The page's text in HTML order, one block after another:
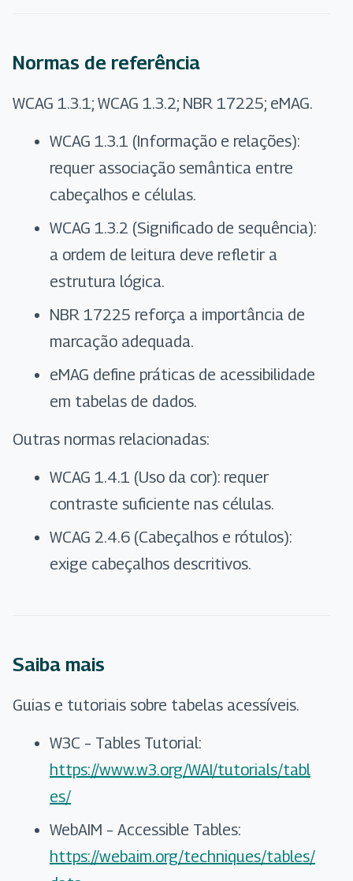
Normas de referência
WCAG 1.3.1; WCAG 1.3.2; NBR 17225; eMAG.
WCAG 1.3.1 (Informação e relações):
requer associação semântica entre
cabeçalhos e células.
WCAG 1.3.2 (Significado de sequência):
a ordem de leitura deve refletir a
estrutura lógica.
NBR 17225 reforça a importância de
marcação adequada.
eMAG define práticas de acessibilidade
em tabelas de dados.
Outras normas relacionadas:
WCAG 1.4.1 (Uso da cor): requer
contraste suficiente nas células.
WCAG 2.4.6 (Cabeçalhos e rótulos):
exige cabeçalhos descritivos.
Saiba mais
Guias e tutoriais sobre tabelas acessíveis.
W3C – Tables Tutorial:
https://www.w3.org/WAI/tutorials/tabl
es/
WebAIM – Accessible Tables:
https://webaim.org/techniques/tables/